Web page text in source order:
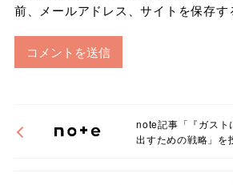
前、メールアドレス、サイトを保存す
note記事「『ガスト
出すための戦略」を